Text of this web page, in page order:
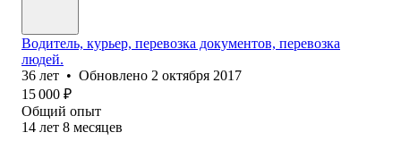
Водитель, курьер, перевозка документов, перевозка
людей.
36 лет • Обновлено 2 октября 2017
15 000 ₽
Общий опыт
14 лет 8 месяцев